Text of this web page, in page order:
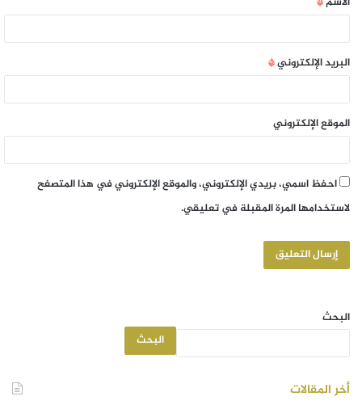
البريد الإلكتروني*
الموقع الإلكتروني
احفظ اسمي، بريدي الإلكتروني، والموقع الإلكتروني في هذا المتصفح
لاستخدامها المرة المقبلة في تعليقي.
البحث
البحث
أخر المقالات